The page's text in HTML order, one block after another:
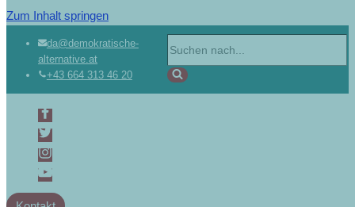
Zum Inhalt springen
da@demokratische-
alternative.at
+43 664 313 46 20